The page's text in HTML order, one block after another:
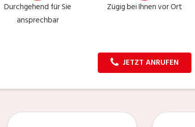
Durchgehend für Sie
ansprechbar
Zügig bei Ihnen vor Ort
JETZT ANRUFEN